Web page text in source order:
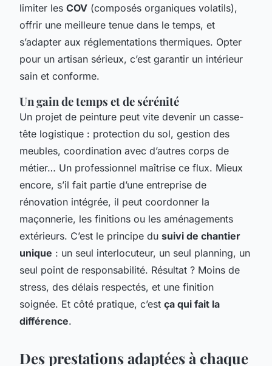
limiter les COV (composés organiques volatils),
offrir une meilleure tenue dans le temps, et
s’adapter aux réglementations thermiques. Opter
pour un artisan sérieux, c’est garantir un intérieur
sain et conforme.
Un gain de temps et de sérénité
Un projet de peinture peut vite devenir un casse-
tête logistique : protection du sol, gestion des
meubles, coordination avec d’autres corps de
métier… Un professionnel maîtrise ce flux. Mieux
encore, s’il fait partie d’une entreprise de
rénovation intégrée, il peut coordonner la
maçonnerie, les finitions ou les aménagements
extérieurs. C’est le principe du suivi de chantier
unique : un seul interlocuteur, un seul planning, un
seul point de responsabilité. Résultat ? Moins de
stress, des délais respectés, et une finition
soignée. Et côté pratique, c’est ça qui fait la
différence.
Des prestations adaptées à chaque